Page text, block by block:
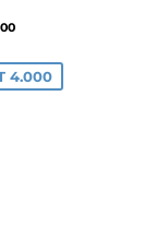
00
4.000